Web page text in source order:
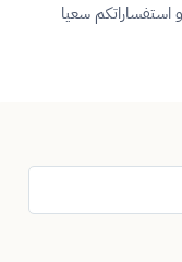
استفساراتكم سعيا